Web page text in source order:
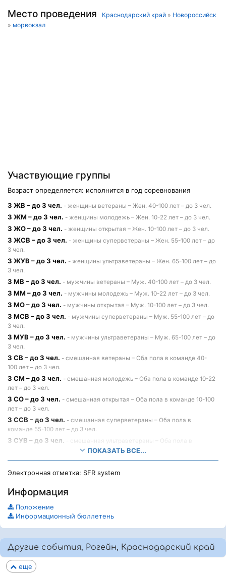
Место проведения Краснодарский край » Новороссийск
» морвокзал
Участвующие группы
Возраст определяется: исполнится в год соревнования
3 ЖВ – до 3 чел. - женщины ветераны – Жен. 40-100 лет – до 3 чел.
3 ЖМ – до 3 чел. - женщины молодежь – Жен. 10-22 лет – до 3 чел.
3 ЖО – до 3 чел. - женщины открытая – Жен. 10-100 лет – до 3 чел.
3 ЖСВ – до 3 чел. - женщины суперветераны – Жен. 55-100 лет – до
3 чел.
3 ЖУВ – до 3 чел. - женщины ультраветераны – Жен. 65-100 лет – до
3 чел.
3 МВ – до 3 чел. - мужчины ветераны – Муж. 40-100 лет – до 3 чел.
3 ММ – до 3 чел. - мужчины молодежь – Муж. 10-22 лет – до 3 чел.
3 МО – до 3 чел. - мужчины открытая – Муж. 10-100 лет – до 3 чел.
3 МСВ – до 3 чел. - мужчины суперветераны – Муж. 55-100 лет – до
3 чел.
3 МУВ – до 3 чел. - мужчины ультраветераны – Муж. 65-100 лет – до
3 чел.
3 СВ – до 3 чел. - смешанная ветераны – Оба пола в команде 40-
100 лет – до 3 чел.
3 СМ – до 3 чел. - смешанная молодежь – Оба пола в команде 10-22
лет – до 3 чел.
3 СО – до 3 чел. - смешанная открытая – Оба пола в команде 10-100
лет – до 3 чел.
3 ССВ – до 3 чел. - смешанная суперветераны – Оба пола в
команде 55-100 лет – до 3 чел.
3 СУВ – до 3 чел. - смешанная ультраветераны – Оба пола в
команде 65-100 лет – до 3 чел.
ВЕЛО – до 3 чел.- Оба пола в команде 10-100 лет – до 3 чел.
Ж лично – до 1 чел.- личный зачет – Жен. 18-100 лет – до 1 чел.
Э-ВЕЛО – до 1 чел.
до 1 чел.
ПОКАЗАТЬ ВСЕ...
Электронная отметка: SFR system
Информация
Положение
Информационный бюллетень
Другие события, Рогейн, Краснодарский край
еще